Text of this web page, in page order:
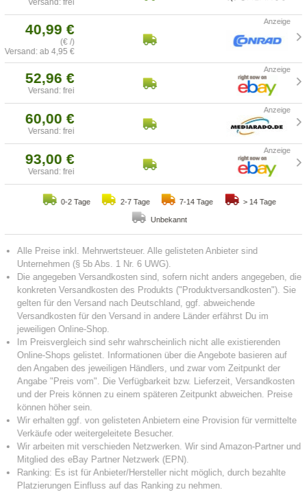
Versand: frei
40,99 €
(€ /)
Versand: ab 4,95 €
52,96 €
Versand: frei
60,00 €
Versand: frei
93,00 €
Versand: frei
0-2 Tage 2-7 Tage 7-14 Tage > 14 Tage
Unbekannt